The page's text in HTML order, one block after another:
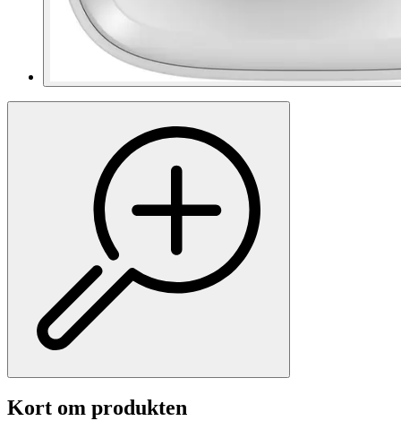
Kort om produkten